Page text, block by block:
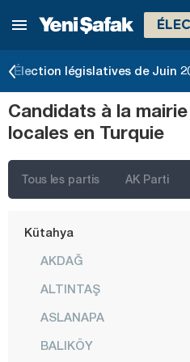
Élection législatives de Juin
Candidats à la
locales en Turquie
Tous les partis AK Parti
Kayseri
Kırklareli
Kırşehir
Konya
Kütahya
AKDAĞ
ALTINTAŞ
ASLANAPA
BALIKÖY